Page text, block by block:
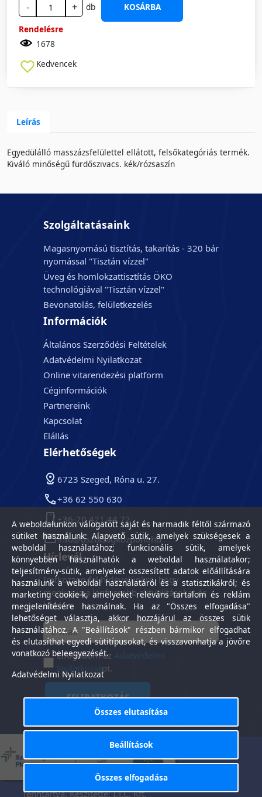
- + db
KOSÁRBA
Rendelésre
1678
Kedvencek
Leírás
Egyedülálló masszázsfelülettel ellátott, felsőkategóriás termék.
Kiváló minőségű fürdőszivacs. kék/rózsaszín
Szolgáltatásaink
Magasnyomású tisztítás, takarítás - 320 bár
nyomással "Tisztán vízzel"
Üveg és homlokzattisztítás ÖKO
technológiával "Tisztán vízzel"
Bevonatolás, felületkezelés
Információk
Általános Szerződési Feltételek
Adatvédelmi Nyilatkozat
Online vitarendezési platform
Céginformációk
Partnereink
Kapcsolat
Elállás
Elérhetőségek
6723 Szeged, Róna u. 27.
+36 62 550 630
+36-20 421 44 72
info@tisztasagkozpont.hu
Hírlevél
Iratkozzon fel hírlevelünkre, hogy
megkapja a legfrissebb aktualitásokat és
híreket.
Elfogadom azAdatvédelmi
Nyilatkozatot.
FELIRATKOZÁS
Tisztaság Központ Kft. © 2025. Minden jog
fenntartva. Készítette:I.T.C. Kft.
Általános Szerződési
Feltételek
-
tájékoztató
A weboldalunkon válogatott saját és harmadik féltől származó
sütiket használunk: Alapvető sütik, amelyek szükségesek a
weboldal használatához; funkcionális sütik, amelyek
könnyebben használhatók a weboldal használatakor;
teljesítmény-sütik, amelyeket összesített adatok előállítására
használunk a weboldal használatáról és a statisztikákról; és
marketing cookie-k, amelyeket releváns tartalom és reklám
megjelenítésére használnak. Ha az "Összes elfogadása"
lehetőséget választja, akkor hozzájárul az összes sütik
használatához. A "Beállítások" részben bármikor elfogadhat
és elutasíthat egyedi sütitípusokat, és visszavonhatja a jövőre
vonatkozó beleegyezését.
Adatvédelmi Nyilatkozat
Összes elutasítása
Beállítások
Összes elfogadása